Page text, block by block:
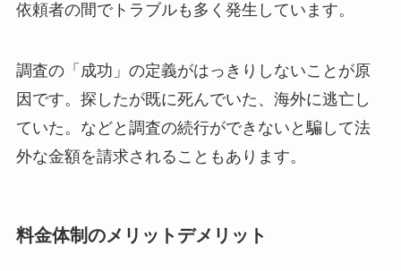
依頼者の間でトラブルも多く発生しています。
調査の「成功」の定義がはっきりしないことが原
因です。探したが既に死んでいた、海外に逃亡し
ていた。などと調査の続行ができないと騙して法
外な金額を請求されることもあります。
料金体制のメリットデメリット